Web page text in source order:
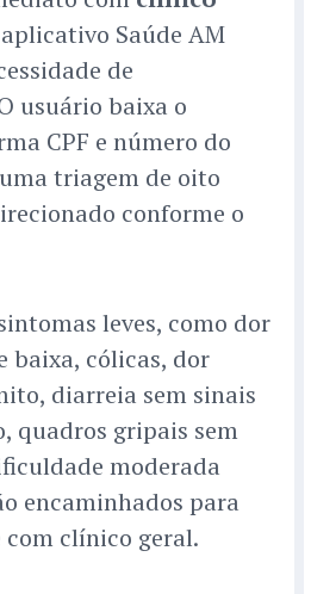
Saúde AM
de
usuário baixa o
CPF e número do
triagem de oito
conforme o
leves, como dor
baixa, cólicas, dor
diarreia sem sinais
quadros gripais sem
moderada
encaminhados para
clínico geral.